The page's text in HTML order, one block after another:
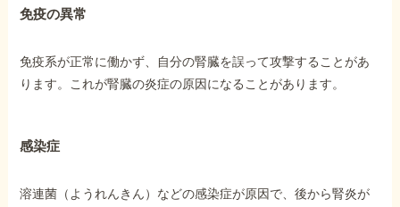
お電話でのお問い合わせ
089-907-3797
免疫の異常
免疫系が正常に働かず、自分の腎臓を誤って攻撃することがあ
ります。これが腎臓の炎症の原因になることがあります。
感染症
溶連菌（ようれんきん）などの感染症が原因で、後から腎炎が